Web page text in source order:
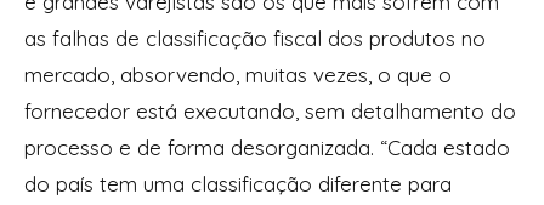
as falhas de classificação fiscal dos produtos no
mercado, absorvendo, muitas vezes, o que o
fornecedor está executando, sem detalhamento do
processo e de forma desorganizada. “Cada estado
do país tem uma classificação diferente para